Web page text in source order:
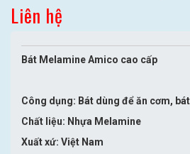
Liên hệ
Bát Melamine Amico cao cấp
Công dụng: Bát dùng để ăn cơm,
Chất liệu: Nhựa Melamine
Xuất xứ: Việt Nam